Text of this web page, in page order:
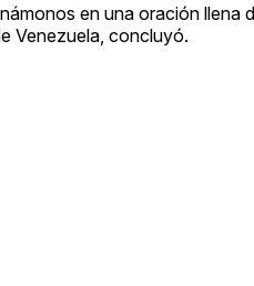
en una oración llena
Venezuela, concluyó.